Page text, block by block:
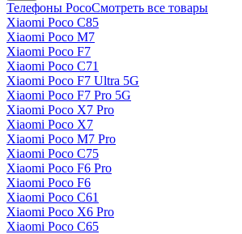
Телефоны PocoСмотреть все товары
Xiaomi Poco C85
Xiaomi Poco M7
Xiaomi Poco F7
Xiaomi Poco C71
Xiaomi Poco F7 Ultra 5G
Xiaomi Poco F7 Pro 5G
Xiaomi Poco X7 Pro
Xiaomi Poco X7
Xiaomi Poco M7 Pro
Xiaomi Poco C75
Xiaomi Poco F6 Pro
Xiaomi Poco F6
Xiaomi Poco C61
Xiaomi Poco X6 Pro
Xiaomi Poco C65